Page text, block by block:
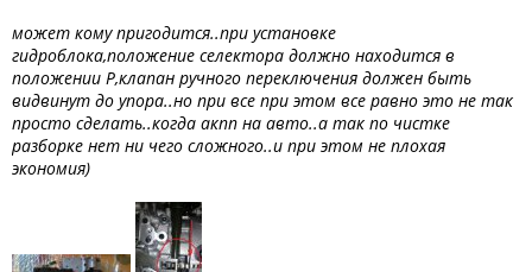
может кому пригодится..при установке
гидроблока,положение селектора должно находится в
положении P,клапан ручного переключения должен быть
видвинут до упора..но при все при этом все равно это не так
просто сделать..когда акпп на авто..а так по чистке
разборке нет ни чего сложного..и при этом не плохая
экономия)